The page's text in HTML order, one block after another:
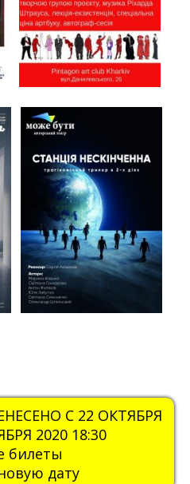
С 22 ОКТЯБРЯ
2020 18:30
билеты
дату